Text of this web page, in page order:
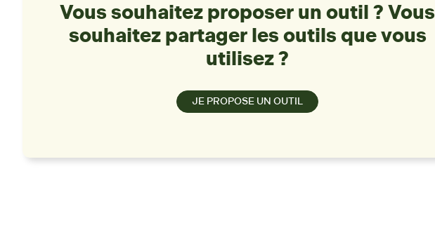
Vous souhaitez proposer un outil ? Vous
souhaitez partager les outils que vous
utilisez ?
JE PROPOSE UN OUTIL